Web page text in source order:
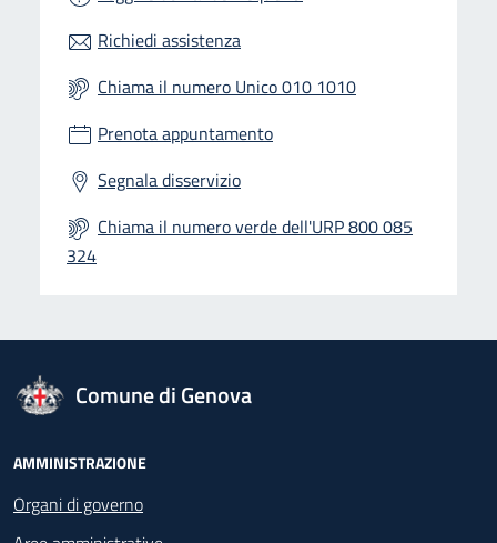
Richiedi assistenza
Chiama il numero Unico 010 1010
Prenota appuntamento
Segnala disservizio
Chiama il numero verde dell'URP 800 085
324
logo Unione Europea
Comune di Genova
Footer - Navigazione
AMMINISTRAZIONE
Organi di governo